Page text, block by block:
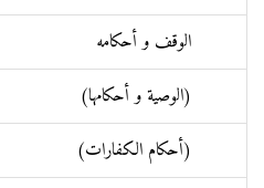
الوقف و أحكامه
(الوصية و أحكامها)
(أحكام الكفارات)